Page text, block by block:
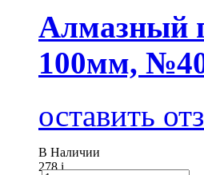
Алмазный
100мм,
оставить
В Наличии
278i